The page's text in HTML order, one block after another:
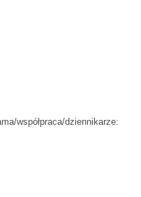
współpraca/dziennikarze: